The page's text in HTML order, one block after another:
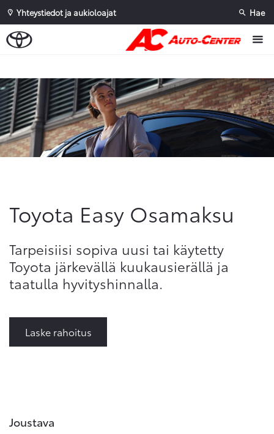
Yhteystiedot ja aukioloajat Hae
Toyota Easy Osamaksu
Tarpeisiisi sopiva uusi tai käytetty
Toyota järkevällä kuukausierällä ja
taatulla hyvityshinnalla.
Laske rahoitus
Joustava